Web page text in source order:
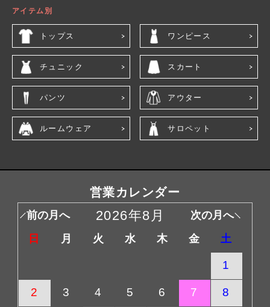
アイテム別
トップス ワンピース
チュニック スカート
パンツ アウター
ルームウェア サロペット
営業カレンダー
前の月へ 次の月へ
2026年8月
日 月 火 水 木 金 土
1
2 3 4 5 6 7 8